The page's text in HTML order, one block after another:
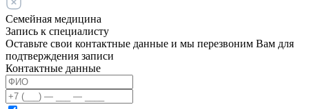
Семейная медицина
Запись к специалисту
Оставьте свои контактные данные и мы перезвоним Вам для
подтверждения записи
Контактные данные